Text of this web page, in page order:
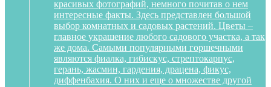
красивых фотографий, немного почитав о нем
интересные факты. Здесь представлен большой
выбор комнатных и садовых растений. Цветы –
главное украшение любого садового участка, а так
же дома. Самыми популярными горшечными
являются фиалка, гибискус, стрептокарпус,
герань, жасмин, гардения, драцена, фикус,
диффенбахия. О них и еще о множестве другой